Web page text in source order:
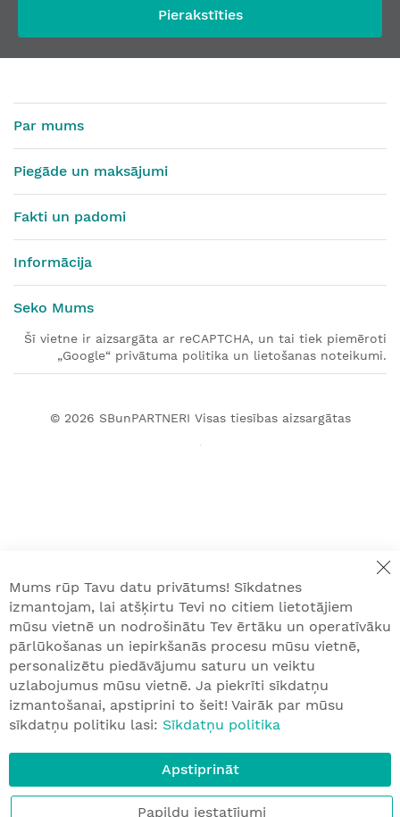
Pierakstīties
Par mums
Piegāde un maksājumi
Fakti un padomi
Informācija
Seko Mums
Šī vietne ir aizsargāta ar reCAPTCHA, un tai tiek piemēroti
„Google“ privātuma politika un lietošanas noteikumi.
© 2026 SBunPARTNERI Visas tiesības aizsargātas
Mums rūp Tavu datu privātums! Sīkdatnes
izmantojam, lai atšķirtu Tevi no citiem lietotājiem
mūsu vietnē un nodrošinātu Tev ērtāku un operatīvāku
pārlūkošanas un iepirkšanās procesu mūsu vietnē,
personalizētu piedāvājumu saturu un veiktu
uzlabojumus mūsu vietnē. Ja piekrīti sīkdatņu
izmantošanai, apstiprini to šeit! Vairāk par mūsu
sīkdatņu politiku lasi: Sīkdatņu politika
Apstiprināt
Papildu iestatījumi